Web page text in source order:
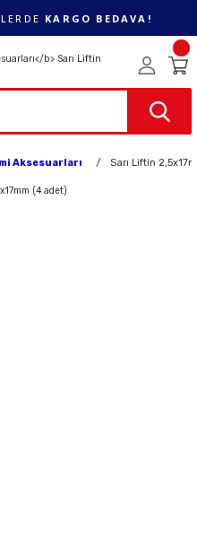
KARGO BEDAVA!
Aksesuarları Sarı Liftin